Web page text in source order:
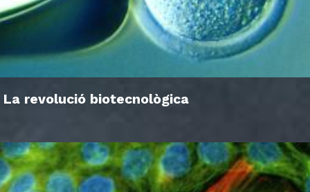
La revolució biotecnològica